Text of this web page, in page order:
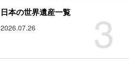
3
日本の世界遺産一覧
2026.07.26